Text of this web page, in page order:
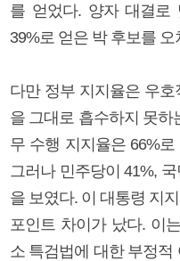
를 얻었다. 양자 대결로
39%로 얻은 박 후보를
다만 정부 지지율은 우
을 그대로 흡수하지 못하
무 수행 지지율은 66%
그러나 민주당이 41%,
을 보였다. 이 대통령 지
포인트 차이가 났다. 이
소 특검법에 대한 부정적